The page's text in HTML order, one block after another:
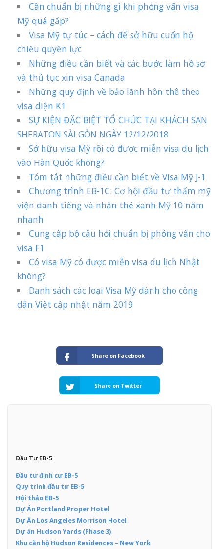
Cần chuẩn bị những gì khi phỏng vấn visa
Mỹ quá gấp?
Visa Mỹ tự túc – cách để sở hữu cuốn hộ
chiếu quyền lực
Những điều cần biết và các bước làm hồ sơ
và thủ tục xin visa Canada
Những quy định về bảo lãnh hôn thê theo
visa diện K1
SỰ KIỆN ĐẶC BIỆT TỔ CHỨC TẠI KHÁCH SẠN
SHERATON SÀI GÒN NGÀY 12/12/2018
Sở hữu visa Mỹ rồi có được miễn visa du lịch
vào Hàn Quốc không?
Tóm tắt những điều cần biết về Visa Mỹ J-1
Chương trình EB-1C: Cơ hội đầu tư thẩm mỹ
viện danh tiếng và nhận thẻ xanh Mỹ 10 năm
nhanh
Cung cấp bộ câu hỏi chuẩn bị phỏng vấn cho
visa F1
Có visa Mỹ có được miễn visa du lịch Nhật
không?
Danh sách các loại Visa Mỹ dành cho công
dân Việt cập nhật năm 2019
Share on Facebook
Share on Twitter
Đầu Tư EB-5
Đầu tư định cư EB-5
Quy trình đầu tư EB-5
Hội thảo EB-5
Dự Án Portland Proper Hotel
Dự Án Los Angeles Morrison Hotel
Dự án Hudson Yards (Phase 3)
Khu căn hộ Hudson Residences – New York